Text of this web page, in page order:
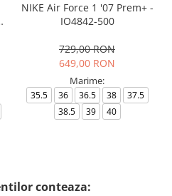
NIKE Air Force 1 '07 Prem+ -
IO4842-500
729,00 RON
649,00 RON
Marime:
35.5 36 36.5 38
37.5
38.5
39 40
conteaza: